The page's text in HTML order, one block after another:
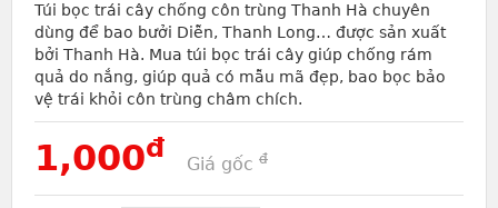
Túi bọc trái cây chống côn trùng Thanh Hà chuyên
dùng để bao bưởi Diễn, Thanh Long… được sản xuất
bởi Thanh Hà. Mua túi bọc trái cây giúp chống rám
quả do nắng, giúp quả có mẫu mã đẹp, bao bọc bảo
vệ trái khỏi côn trùng châm chích.
1,000đ
Giá gốc đ